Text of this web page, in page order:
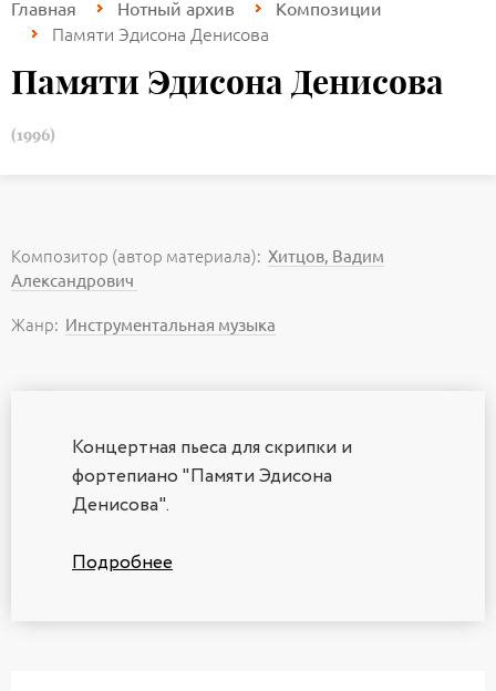
Главная Нотный архив Композиции
Памяти Эдисона Денисова
Памяти Эдисона Денисова
(1996)
Композитор (автор материала): Хитцов, Вадим
Александрович
Жанр: Инструментальная музыка
Концертная пьеса для скрипки и
фортепиано "Памяти Эдисона
Денисова".
Подробнее